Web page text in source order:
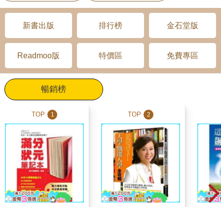
新書出版 排行榜 金石堂版
Readmoo版 特價區 免費專區
暢銷榜
TOP 1 TOP 2